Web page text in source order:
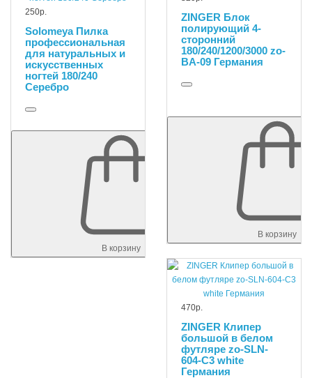
250р.
Solomeya Пилка
профессиональная
для натуральных и
искусственных
ногтей 180/240
Серебро
В корзину
ZINGER Блок
полирующий 4-
сторонний
180/240/1200/3000 zo-
BA-09 Германия
В корзину
470р.
ZINGER Клипер
большой в белом
футляре zo-SLN-
604-C3 white
Германия